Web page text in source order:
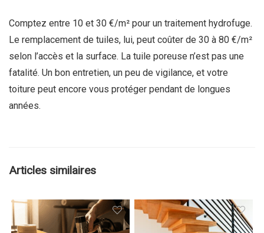
Comptez entre 10 et 30 €/m² pour un traitement hydrofuge.
Le remplacement de tuiles, lui, peut coûter de 30 à 80 €/m²
selon l’accès et la surface. La tuile poreuse n’est pas une
fatalité. Un bon entretien, un peu de vigilance, et votre
toiture peut encore vous protéger pendant de longues
années.
Articles similaires